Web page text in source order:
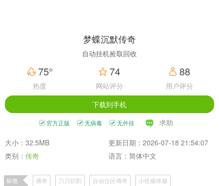
梦蝶沉默传奇
自动挂机捡取回收
75°
热度
74
网站评分
88
用户评分
下载到手机
官方正版 无病毒 无外挂 求助
大小：32.5MB
更新日期：2026-07-18 21:54:07
类别： 传奇 语言：简体中文
标签 傳奇 刀刀切割 自动合区傳奇
小怪爆终极